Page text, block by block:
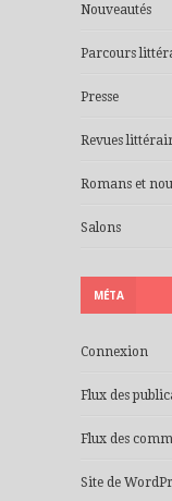
Nouveautés
Parcours
Presse
Revues
Romans et
Salons
MÉTA
Connexion
Flux des
Flux des
Site de